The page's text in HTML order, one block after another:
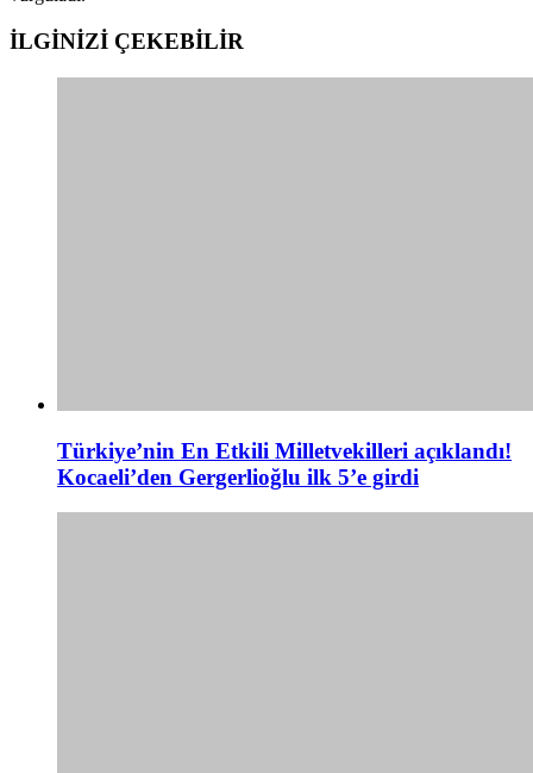
İLGİNİZİ ÇEKEBİLİR
Türkiye’nin En Etkili Milletvekilleri açıklandı!
Kocaeli’den Gergerlioğlu ilk 5’e girdi